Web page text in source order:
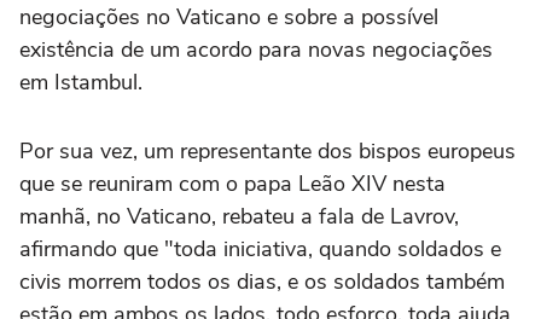
negociações no Vaticano e sobre a possível
existência de um acordo para novas negociações
em Istambul.
Por sua vez, um representante dos bispos europeus
que se reuniram com o papa Leão XIV nesta
manhã, no Vaticano, rebateu a fala de Lavrov,
afirmando que "toda iniciativa, quando soldados e
civis morrem todos os dias, e os soldados também